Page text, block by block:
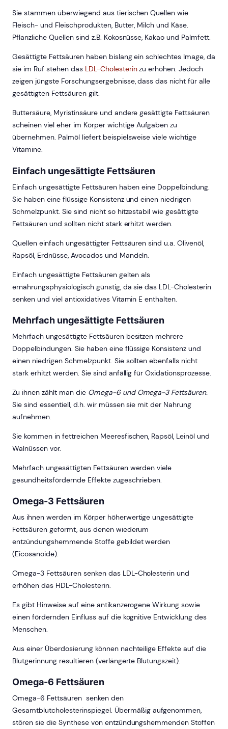
Sie stammen überwiegend aus tierischen Quellen wie
Fleisch- und Fleischprodukten, Butter, Milch und Käse.
Pflanzliche Quellen sind z.B. Kokosnüsse, Kakao und Palmfett.
Gesättigte Fettsäuren haben bislang ein schlechtes Image, da
sie im Ruf stehen das LDL-Cholesterinzu erhöhen. Jedoch
zeigen jüngste Forschungsergebnisse, dass das nicht für alle
gesättigten Fettsäuren gilt.
Buttersäure, Myristinsäure und andere gesättigte Fettsäuren
scheinen viel eher im Körper wichtige Aufgaben zu
übernehmen. Palmöl liefert beispielsweise viele wichtige
Vitamine.
Einfach ungesättigte Fettsäuren
Einfach ungesättigte Fettsäuren haben eine Doppelbindung.
Sie haben eine flüssige Konsistenz und einen niedrigen
Schmelzpunkt. Sie sind nicht so hitzestabil wie gesättigte
Fettsäuren und sollten nicht stark erhitzt werden.
Quellen einfach ungesättigter Fettsäuren sind u.a. Olivenöl,
Rapsöl, Erdnüsse, Avocados und Mandeln.
Einfach ungesättigte Fettsäuren gelten als
ernährungsphysiologisch günstig, da sie das LDL-Cholesterin
senken und viel antioxidatives Vitamin E enthalten.
Mehrfach ungesättigte Fettsäuren
Mehrfach ungesättigte Fettsäuren besitzen mehrere
Doppelbindungen. Sie haben eine flüssige Konsistenz und
einen niedrigen Schmelzpunkt. Sie sollten ebenfalls nicht
stark erhitzt werden. Sie sind anfällig für Oxidationsprozesse.
Zu ihnen zählt man die Omega-6 und Omega-3 Fettsäuren.
Sie sind essentiell, d.h. wir müssen sie mit der Nahrung
aufnehmen.
Sie kommen in fettreichen Meeresfischen, Rapsöl, Leinöl und
Walnüssen vor.
Mehrfach ungesättigten Fettsäuren werden viele
gesundheitsfördernde Effekte zugeschrieben.
Omega-3 Fettsäuren
Aus ihnen werden im Körper höherwertige ungesättigte
Fettsäuren geformt, aus denen wiederum
entzündungshemmende Stoffe gebildet werden
(Eicosanoide).
Omega-3 Fettsäuren senken das LDL-Cholesterin und
erhöhen das HDL-Cholesterin.
Es gibt Hinweise auf eine antikanzerogene Wirkung sowie
einen fördernden Einfluss auf die kognitive Entwicklung des
Menschen.
Aus einer Überdosierung können nachteilige Effekte auf die
Blutgerinnung resultieren (verlängerte Blutungszeit).
Omega-6 Fettsäuren
Omega-6 Fettsäuren senken den
Gesamtblutcholesterinspiegel. Übermäßig aufgenommen,
stören sie die Synthese von entzündungshemmenden Stoffen